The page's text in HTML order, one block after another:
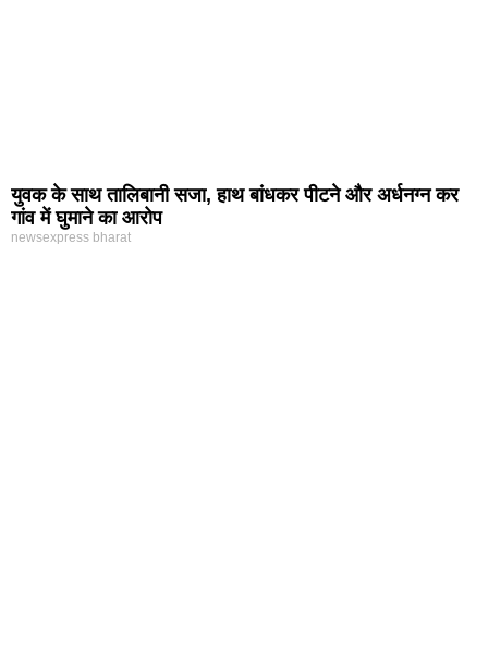
युवक के साथ तालिबानी सजा, हाथ बांधकर पीटने और अर्धनग्न कर
गांव में घुमाने का आरोप
newsexpress bharat